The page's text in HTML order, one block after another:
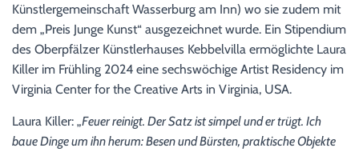
Künstlergemeinschaft Wasserburg am Inn) wo sie zudem mit
dem „Preis Junge Kunst“ ausgezeichnet wurde. Ein Stipendium
des Oberpfälzer Künstlerhauses Kebbelvilla ermöglichte Laura
Killer im Frühling 2024 eine sechswöchige Artist Residency im
Virginia Center for the Creative Arts in Virginia, USA.
Laura Killer: „Feuer reinigt. Der Satz ist simpel und er trügt. Ich
baue Dinge um ihn herum: Besen und Bürsten, praktische Objekte